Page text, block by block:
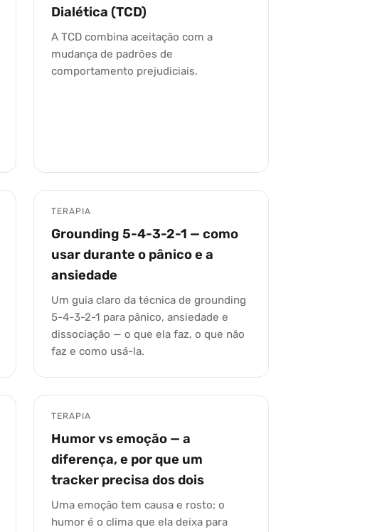
Dialética (TCD)
A TCD combina aceitação com a
mudança de padrões de
comportamento prejudiciais.
TERAPIA
Grounding 5-4-3-2-1 — como
usar durante o pânico e a
ansiedade
Um guia claro da técnica de grounding
5-4-3-2-1 para pânico, ansiedade e
dissociação — o que ela faz, o que não
faz e como usá-la.
TERAPIA
Humor vs emoção — a
diferença, e por que um
tracker precisa dos dois
Uma emoção tem causa e rosto; o
humor é o clima que ela deixa para